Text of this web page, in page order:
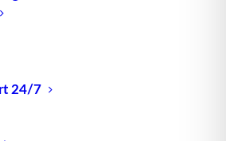
24/7
flexiblen und zuverlässigen
ein gesteigerter Wert zu.
und energieeffizienten
einen wesentlichen